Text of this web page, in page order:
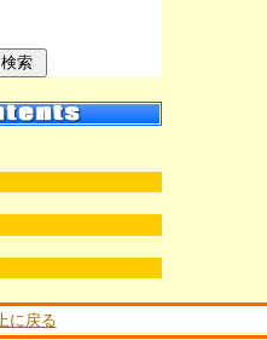
上に戻る